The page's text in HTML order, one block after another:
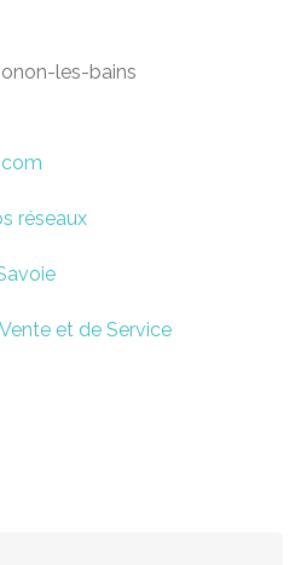
les-bains
réseaux
et de Service